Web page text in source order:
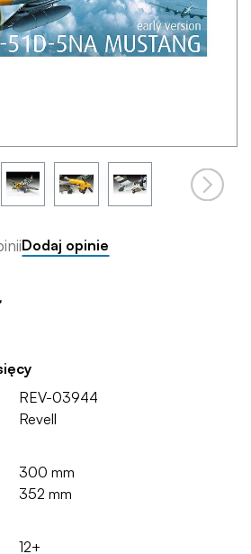
Dodaj opinie
REV-03944
Revell
300 mm
352 mm
12+